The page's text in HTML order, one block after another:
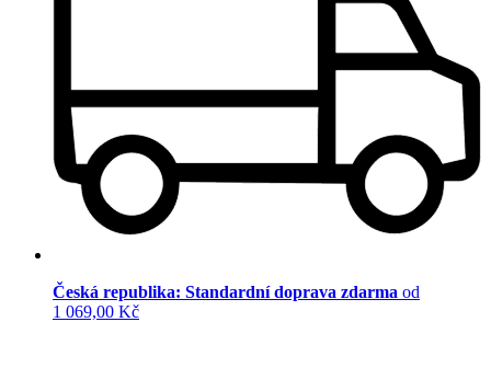
Česká republika: Standardní doprava zdarma od
1 069,00 Kč